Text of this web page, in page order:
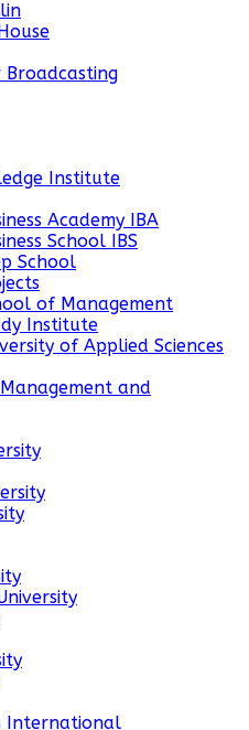
Broadcasting
Institute
Academy IBA
School IBS
School
of Management
Institute
of Applied Sciences
and
International